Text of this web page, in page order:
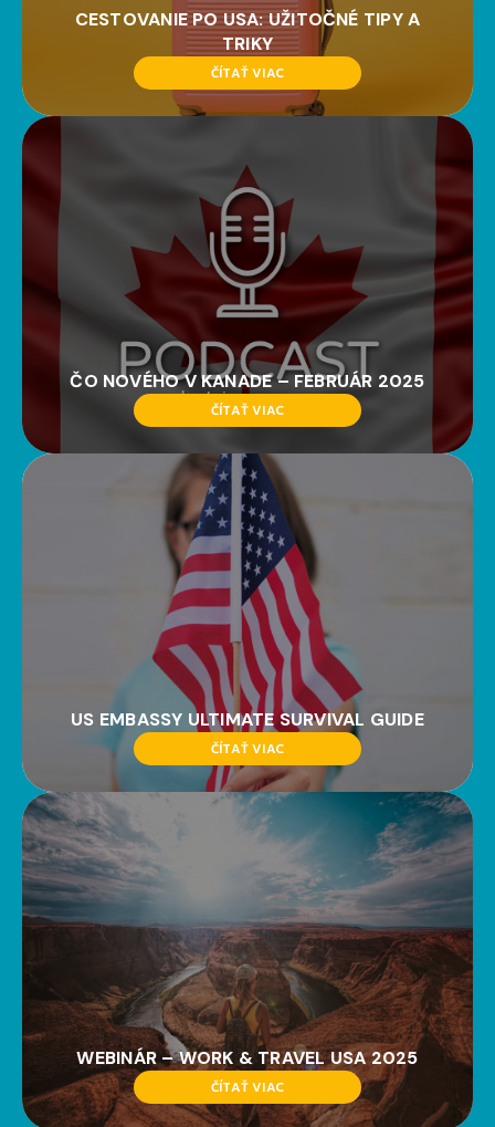
CESTOVANIE PO USA: UŽITOČNÉ TIPY A
TRIKY
ČÍTAŤ VIAC
ČO NOVÉHO V KANADE – FEBRUÁR 2025
ČÍTAŤ VIAC
US EMBASSY ULTIMATE SURVIVAL GUIDE
ČÍTAŤ VIAC
WEBINÁR – WORK & TRAVEL USA 2025
ČÍTAŤ VIAC